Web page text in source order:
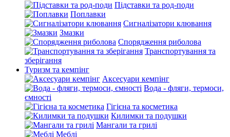
Підставки та род-поди
Поплавки
Сигналізатори клювання
Змазки
Спорядження риболова
Транспортування та
зберігання
Туризм та кемпінг
Аксесуари кемпінг
Вода - фляги, термоси,
ємності
Гігієна та косметика
Килимки та подушки
Мангали та грилі
Меблі